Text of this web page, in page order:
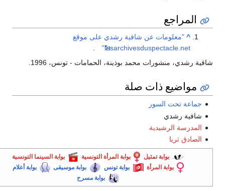
المراجع
"معلومات عن شافية رشدي على موقع
lesarchivesduspectacle.net"
.
رشدي، منشورات محمد بوذينة، الحمامات - تونس، 1996.
مواضيع ذات صلة
جماعة تحت السور
شافية رشدي
المدرسة الرشيدية
الصادق ثريا
بوابة تمثيل بوابة المرأة التونسية
بوابة السينما التونسية
بوابة المرأة
بوابة تونس بوابة موسيقى
بوابة أعلام
بوابة مسرح